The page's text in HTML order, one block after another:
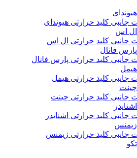
جانبی کلید حرارتی هیوندای
ال اس
جانبی کلید حرارتی ال اس
فانال
جانبی کلید حرارتی پارس فانال
جانبی کلید حرارتی هیمل
چینت
جانبی کلید حرارتی چینت
جانبی کلید حرارتی اشنایدر
زیمنس
جانبی کلید حرارتی زیمنس